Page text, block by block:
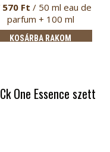
570 Ft / 50 ml eau de
parfum + 100 ml
tusfürdő
KOSÁRBA RAKOM
One Essence szett